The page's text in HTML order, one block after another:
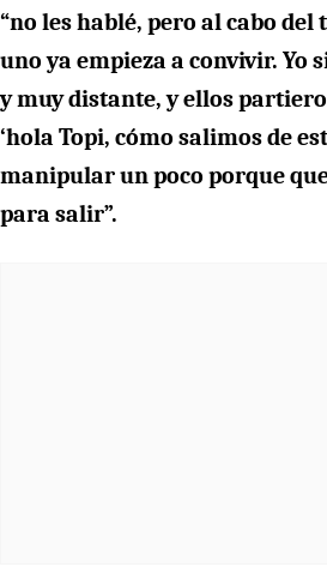
“no les hablé, pero al cabo
uno ya empieza a convivir. Yo
y muy distante, y ellos
‘hola Topi, cómo salimos de
manipular un poco porque
para salir”.